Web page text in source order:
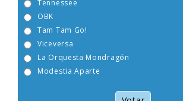
La Orquesta Mondragón
Modestia Aparte